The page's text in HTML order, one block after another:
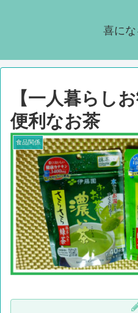
喜に
【一人暮らし
便利なお茶
食品関係